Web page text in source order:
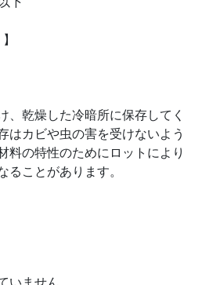
下
、乾燥した冷暗所に保存してく
はカビや虫の害を受けないよう
料の特性のためにロットにより
ることがあります。